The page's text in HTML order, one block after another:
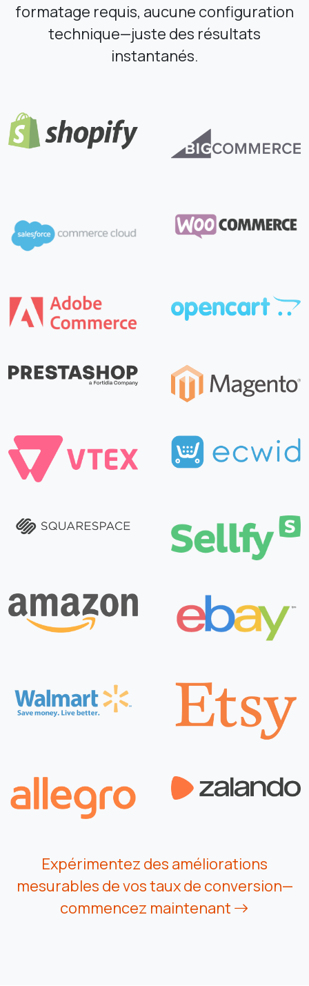
formatage requis, aucune configuration
technique—juste des résultats
instantanés.
Expérimentez des améliorations
mesurables de vos taux de conversion—
commencez maintenant